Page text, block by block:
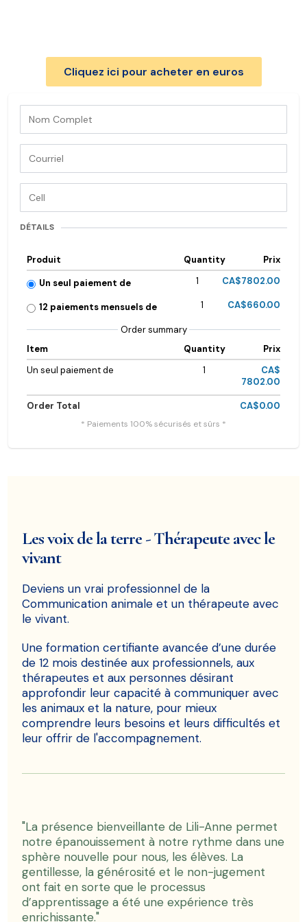
Cliquez ici pour acheter en euros
DÉTAILS
Produit Quantity
Prix
Un seul paiement de
1 CA$7802.00
12 paiements mensuels de 1 CA$660.00
Order summary
Item
Quantity
Prix
Un seul paiement de
1
CA$
7802.00
Order Total CA$0.00
* Paiements 100% sécurisés et sûrs *
Les voix de la terre - Thérapeute avec le
vivant
Deviens un vrai professionnel de la
Communication animale et un thérapeute avec
le vivant.
Une formation certifiante avancée d’une durée
de 12 mois destinée aux professionnels, aux
thérapeutes et aux personnes désirant
approfondir leur capacité à communiquer avec
les animaux et la nature, pour mieux
comprendre leurs besoins et leurs difficultés et
leur offrir de l'accompagnement.
"La présence bienveillante de Lili-Anne permet
notre épanouissement à notre rythme dans une
sphère nouvelle pour nous, les élèves. La
gentillesse, la générosité et le non-jugement
ont fait en sorte que le processus
d’apprentissage a été une expérience très
enrichissante."